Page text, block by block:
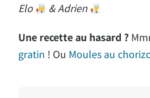
Elo
& Adrien
Une recette au hasard ?
gratin ! Ou Moules au